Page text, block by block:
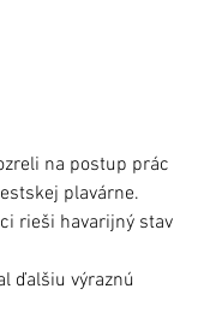
na postup prác
plavárne.
rieši havarijný stav
ďalšiu výraznú